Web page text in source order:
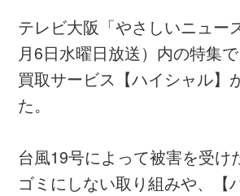
テレビ大阪「やさしいニュー
月6日水曜日放送）内の特集
買取サービス【ハイシャル】
た。
台風19号によって被害を受け
ゴミにしない取り組みや、【